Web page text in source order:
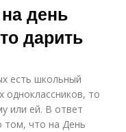
день
дарить
есть школьный
одноклассников, то
или ей. В ответ
том, что на День